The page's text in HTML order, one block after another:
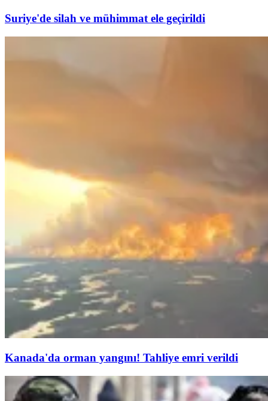
Suriye'de silah ve mühimmat ele geçirildi
Kanada'da orman yangını! Tahliye emri verildi